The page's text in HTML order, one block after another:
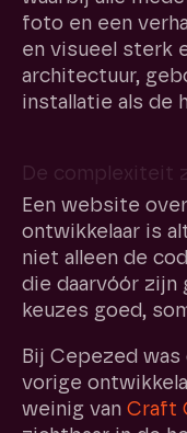
foto en een
en visueel sterk
architectuur,
installatie als de
De complexiteit
Een website
ontwikkelaar is
niet alleen de
die daarvóór zijn
keuzes goed,
Bij Cepezed
vorige
weinig van Craft